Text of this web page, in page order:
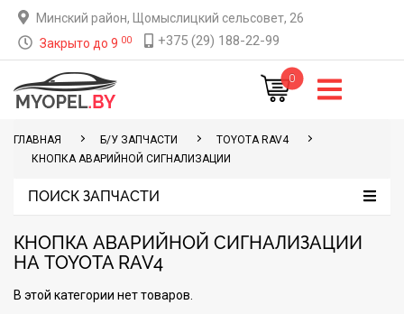
Минский район, Щомыслицкий сельсовет, 26
Закрыто до 9 00 +375 (29) 188-22-99
0
ГЛАВНАЯ Б/У ЗАПЧАСТИ
TOYOTA RAV4
КНОПКА АВАРИЙНОЙ СИГНАЛИЗАЦИИ
ПОИСК ЗАПЧАСТИ
КНОПКА АВАРИЙНОЙ СИГНАЛИЗАЦИИ
НА TOYOTA RAV4
В этой категории нет товаров.